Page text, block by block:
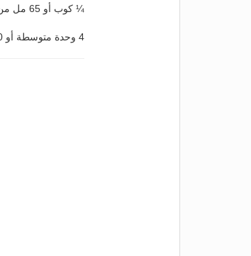
¼ كوب أو 65 مل من الماء٬ البارد
4 وحدة متوسطة أو 50 غ من الفلفل الحار٬ مقطّعة إلى شرائح ومُزالة البذور